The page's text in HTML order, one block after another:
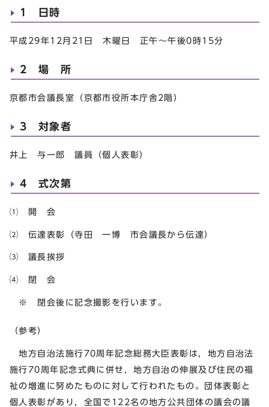
1 日時
平成29年12月21日 木曜日 正午～午後0時15分
2 場 所
京都市会議長室（京都市役所本庁舎2階）
3 対象者
井上 与一郎 議員（個人表彰）
4 式次第
⑴ 開 会
⑵ 伝達表彰（寺田 一博 市会議長から伝達）
⑶ 議長挨拶
⑷ 閉 会
※ 閉会後に記念撮影を行います。
（参考）
地方自治法施行70周年記念総務大臣表彰は，地方自治法
施行70周年記念式典に併せ，地方自治の伸展及び住民の福
祉の増進に努めたものに対して行われたもの。団体表彰と
個人表彰があり，全国で122名の地方公共団体の議会の議